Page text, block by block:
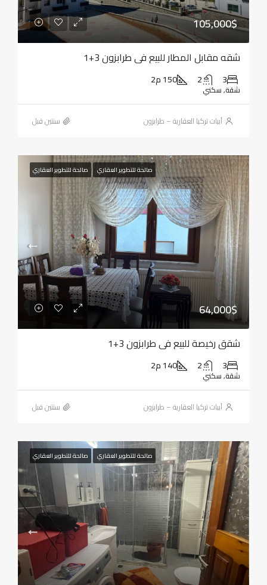
105,000$
شقه مقابل المطار للبيع في طرابزون 3+1
3
2 150 م2
شقة, سكني
أبيات تركيا العقارية – طرابزون ‏سنتين قبل
صالحة للتطوير العقاري صالحة للتطوير العقاري
64,000$
شقق رخيصة للبيع في طرابزون 3+1
3
2 140 م2
شقة, سكني
أبيات تركيا العقارية – طرابزون ‏سنتين قبل
صالحة للتطوير العقاري صالحة للتطوير العقاري